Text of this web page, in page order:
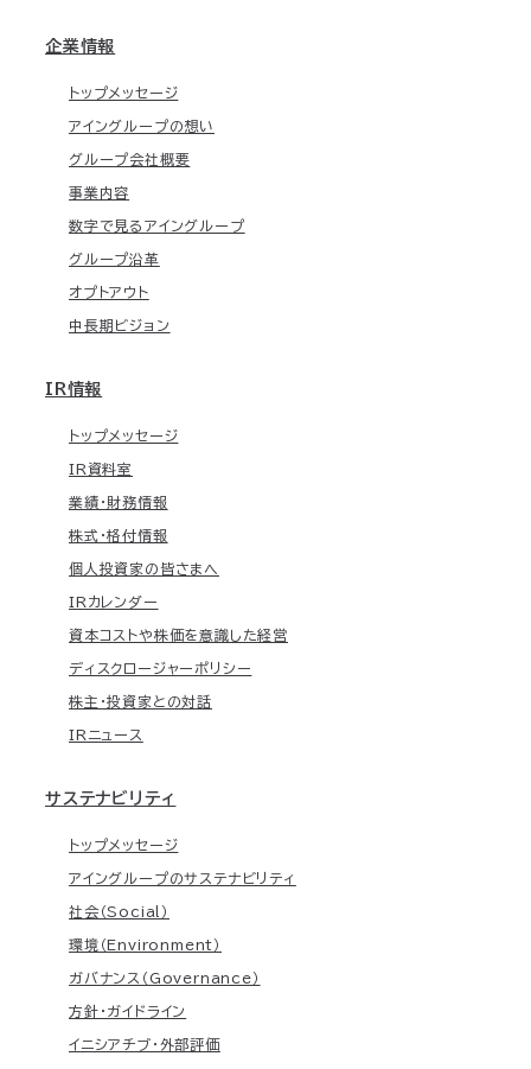
企業情報
トップメッセージ
アイングループの想い
グループ会社概要
事業内容
数字で見るアイングループ
グループ沿革
オプトアウト
中長期ビジョン
IR情報
トップメッセージ
IR資料室
業績・財務情報
株式・格付情報
個人投資家の皆さまへ
IRカレンダー
資本コストや株価を意識した経営
ディスクロージャーポリシー
株主・投資家との対話
IRニュース
サステナビリティ
トップメッセージ
アイングループのサステナビリティ
社会（Social）
環境（Environment）
ガバナンス（Governance）
方針・ガイドライン
イニシアチブ・外部評価